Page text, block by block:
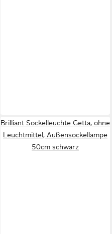
Brilliant Sockelleuchte Getta, ohne
Leuchtmittel, Außensockellampe
50cm schwarz